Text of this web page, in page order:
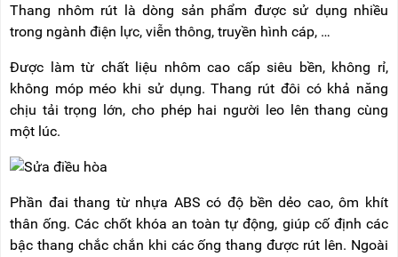
Thang nhôm rút là dòng sản phẩm được sử dụng nhiều
trong ngành điện lực, viễn thông, truyền hình cáp, …
Được làm từ chất liệu nhôm cao cấp siêu bền, không rỉ,
không móp méo khi sử dụng. Thang rút đôi có khả năng
chịu tải trọng lớn, cho phép hai người leo lên thang cùng
một lúc.
Phần đai thang từ nhựa ABS có độ bền dẻo cao, ôm khít
thân ống. Các chốt khóa an toàn tự động, giúp cố định các
bậc thang chắc chắn khi các ống thang được rút lên. Ngoài